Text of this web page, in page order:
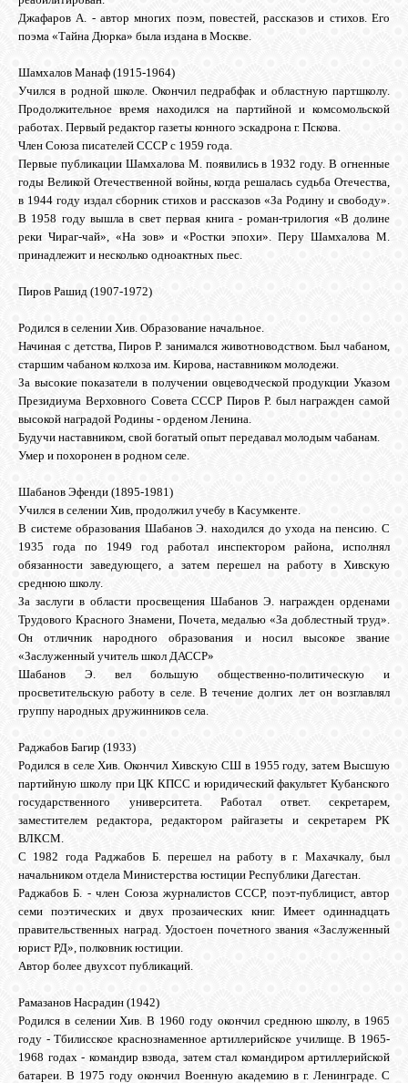
Джафаров А. - автор многих поэм, повестей, рассказов и стихов. Его
поэма «Тайна Дюрка» была издана в Москве.
Шамхалов Манаф (1915-1964)
Учился в родной школе. Окончил педрабфак и областную партшколу.
Продолжительное время находился на партийной и комсомольской
работах. Первый редактор газеты конного эскадрона г. Пскова.
Член Союза писателей СССР с 1959 года.
Первые публикации Шамхалова М. появились в 1932 году. В огненные
годы Великой Отечественной войны, когда решалась судьба Отечества,
в 1944 году издал сборник стихов и рассказов «За Родину и свободу».
В 1958 году вышла в свет первая книга - роман-трилогия «В долине
реки Чираг-чай», «На зов» и «Ростки эпохи». Перу Шамхалова М.
принадлежит и несколько одноактных пьес.
Пиров Рашид (1907-1972)
Родился в селении Хив. Образование начальное.
Начиная с детства, Пиров Р. занимался животноводством. Был чабаном,
старшим чабаном колхоза им. Кирова, наставником молодежи.
За высокие показатели в получении овцеводческой продукции Указом
Президиума Верховного Совета СССР Пиров Р. был награжден самой
высокой наградой Родины - орденом Ленина.
Будучи наставником, свой богатый опыт передавал молодым чабанам.
Умер и похоронен в родном селе.
Шабанов Эфенди (1895-1981)
Учился в селении Хив, продолжил учебу в Касумкенте.
В системе образования Шабанов Э. находился до ухода на пенсию. С
1935 года по 1949 год работал инспектором района, исполнял
обязанности заведующего, а затем перешел на работу в Хивскую
среднюю школу.
За заслуги в области просвещения Шабанов Э. награжден орденами
Трудового Красного Знамени, Почета, медалью «За доблестный труд».
Он отличник народного образования и носил высокое звание
«Заслуженный учитель школ ДАССР»
Шабанов Э. вел большую общественно-политическую и
просветительскую работу в селе. В течение долгих лет он возглавлял
группу народных дружинников села.
Раджабов Багир (1933)
Родился в селе Хив. Окончил Хивскую СШ в 1955 году, затем Высшую
партийную школу при ЦК КПСС и юридический факультет Кубанского
государственного университета. Работал ответ. секретарем,
заместителем редактора, редактором райгазеты и секретарем РК
ВЛКСМ.
С 1982 года Раджабов Б. перешел на работу в г. Махачкалу, был
начальником отдела Министерства юстиции Республики Дагестан.
Раджабов Б. - член Союза журналистов СССР, поэт-публицист, автор
семи поэтических и двух прозаических книг. Имеет одиннадцать
правительственных наград. Удостоен почетного звания «Заслуженный
юрист РД», полковник юстиции.
Автор более двухсот публикаций.
Рамазанов Насрадин (1942)
Родился в селении Хив. В 1960 году окончил среднюю школу, в 1965
году - Тбилисское краснознаменное артиллерийское училище. В 1965-
1968 годах - командир взвода, затем стал командиром артиллерийской
батареи. В 1975 году окончил Военную академию в г. Ленинграде. С